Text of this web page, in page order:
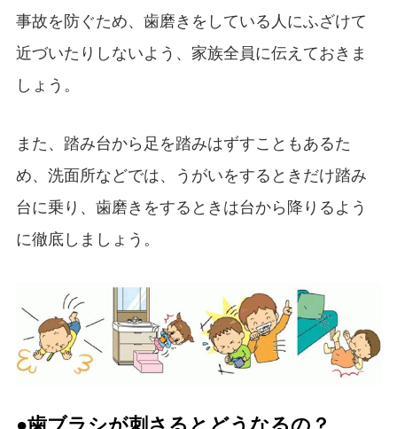
事故を防ぐため、歯磨きをしている人にふざけて
近づいたりしないよう、家族全員に伝えておきま
しょう。
また、踏み台から足を踏みはずすこともあるた
め、洗面所などでは、うがいをするときだけ踏み
台に乗り、歯磨きをするときは台から降りるよう
に徹底しましょう。